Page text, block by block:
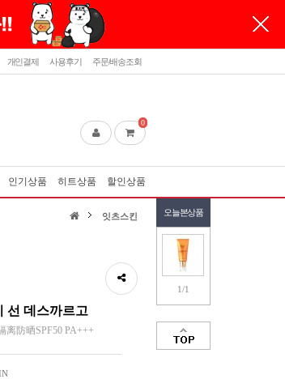
개인결제 사용후기 주문/배송조회
0
인기상품 히트상품 할인상품
오늘본상품
1/1
잇츠스킨
선 데스까르고
离防晒SPF50 PA+++